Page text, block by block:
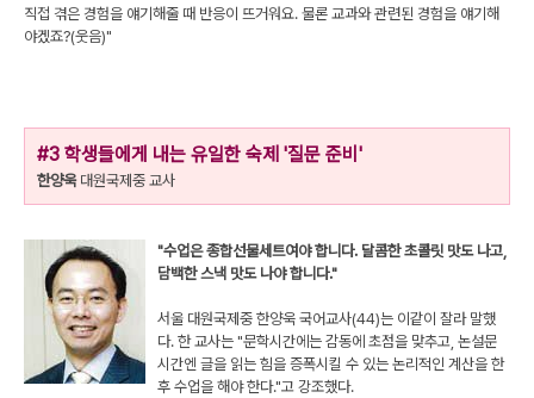
직접 겪은 경험을 얘기해줄 때 반응이 뜨거워요. 물론 교과와 관련된 경험을 얘기해
야겠죠?(웃음)"
#3 학생들에게 내는 유일한 숙제 '질문 준비'
한양욱대원국제중 교사
"수업은 종합선물세트여야 합니다. 달콤한 초콜릿 맛도 나고,
담백한 스낵 맛도 나야 합니다."
서울 대원국제중 한양욱 국어교사(44)는 이같이 잘라 말했
다. 한 교사는 "문학시간에는 감동에 초점을 맞추고, 논설문
시간엔 글을 읽는 힘을 증폭시킬 수 있는 논리적인 계산을 한
후 수업을 해야 한다."고 강조했다.